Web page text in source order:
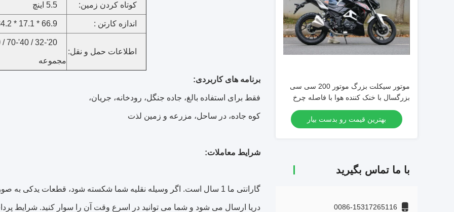
موتور سیکلت بزرگ موتور 200 سی سی
بزرگسال با خنک کننده هوا با فاصله چرخ
1430 میلی متر
بهترین قیمت رو بدست بیار
با ما تماس بگیرید
0086-15317265116
کوتاه کردن زمین: 5.5 اینچ
اندازه کارتن : 66.9 * 17.1 * 34.2 اینچ
اطلاعات حمل و نقل:
مجموعه
برنامه های کاربردی:
فقط برای استفاده بالغ، جاده جنگل، رودخانه، جریان،
کوه جاده، در ساحل، مزرعه و زمین لذت
شرایط معاملات:
گارانتی ما 1 سال است. اگر وسیله نقلیه شما شکسته شود، قطعات یدکی به
دریا ارسال می شود و شما می توانید در اسرع وقت آن را سوار کنید. شرایط